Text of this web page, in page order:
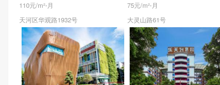
110元/m²⋅月
天河区华观路1932号
75元/m²⋅月
大灵山路61号